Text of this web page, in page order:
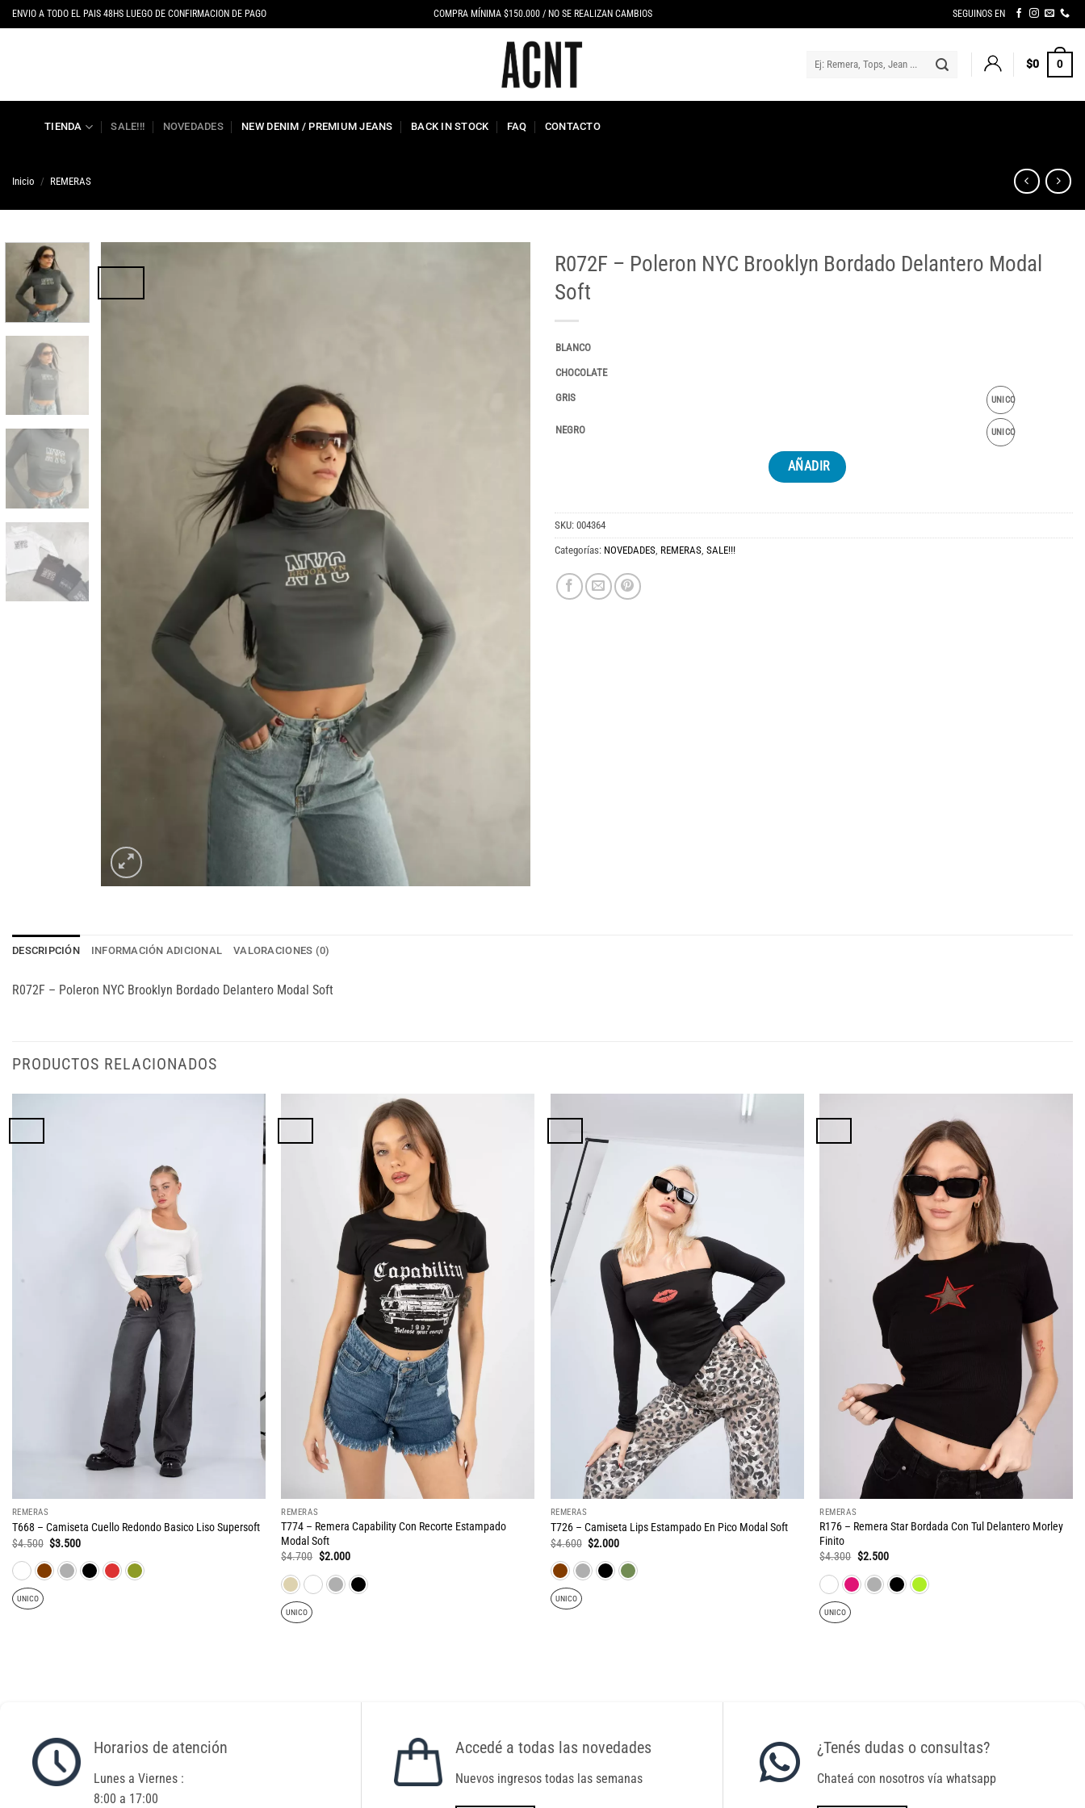
Saltar
al
ENVIO A TODO EL PAIS 48HS LUEGO DE CONFIRMACION DE PAGO COMPRA MÍNIMA $150.000 / NO SE REALIZAN CAMBIOS SEGUINOS EN
Buscar
por:
$0 0
TIENDA SALE!!! NOVEDADES NEW DENIM / PREMIUM JEANS BACK IN STOCK FAQ CONTACTO
Inicio / REMERAS
R072F – Poleron NYC Brooklyn Bordado Delantero Modal
Soft
BLANCO
CHOCOLATE
GRIS UNICO
NEGRO UNICO
AÑADIR
SKU: 004364
Categorías: NOVEDADES REMERAS SALE!!!
DESCRIPCIÓN INFORMACIÓN ADICIONAL VALORACIONES (0)
R072F – Poleron NYC Brooklyn Bordado Delantero Modal Soft
PRODUCTOS RELACIONADOS
REMERAS
T668 – Camiseta Cuello Redondo Basico Liso Supersoft
$4.500 El
original
era:
$3.500El
actual
es:
UNICO
REMERAS
T774 – Remera Capability Con Recorte Estampado
Modal Soft
$4.700 El
original
era:
$2.000El
actual
es:
UNICO
REMERAS
T726 – Camiseta Lips Estampado En Pico Modal Soft
$4.600 El
original
era:
$2.000El
actual
es:
UNICO
REMERAS
R176 – Remera Star Bordada Con Tul Delantero Morley
Finito
$4.300 El
original
era:
$2.500El
actual
es:
UNICO
Horarios de atención
Lunes a Viernes :
8:00 a 17:00
Accedé a todas las novedades
Nuevos ingresos todas las semanas
¿Tenés dudas o consultas?
Chateá con nosotros vía whatsapp